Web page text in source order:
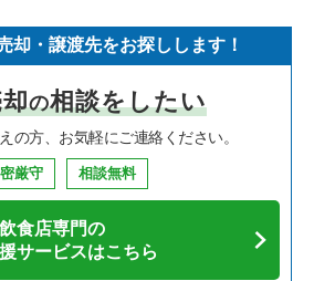
の案件一覧
の案件一覧
居抜き売却物件の案件一覧
件の案件一覧
抜き売却物件の案件一覧
き売却物件の案件一覧
き売却物件の案件一覧
き売却物件の案件一覧
の居抜き売却物件の案件一覧
の居抜き売却物件の案件一覧
の居抜き売却物件の案件一覧
居抜き売却物件の案件一覧
理の居抜き売却物件の案件一覧
き売却物件の案件一覧
んの居抜き売却物件の案件一覧
き売却物件の案件一覧
ア料理の居抜き売却物件の案件一覧
居抜き売却物件の案件一覧
居抜き売却物件の案件一覧
アウトの居抜き売却物件の案件一覧
却・譲渡先をお探しします！
の相談をしたい
の方、お気軽にご連絡ください。
厳守 相談無料
飲食店専門の
サービスはこちら